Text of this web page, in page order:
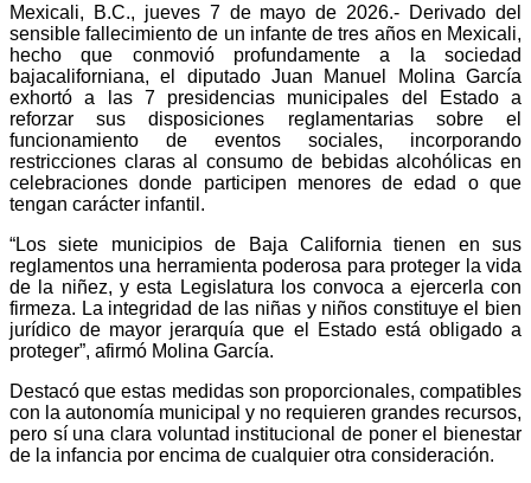
Mexicali, B.C., jueves 7 de mayo de 2026.- Derivado del
sensible fallecimiento de un infante de tres años en Mexicali,
hecho que conmovió profundamente a la sociedad
bajacaliforniana, el diputado Juan Manuel Molina García
exhortó a las 7 presidencias municipales del Estado a
reforzar sus disposiciones reglamentarias sobre el
funcionamiento de eventos sociales, incorporando
restricciones claras al consumo de bebidas alcohólicas en
celebraciones donde participen menores de edad o que
tengan carácter infantil.
“Los siete municipios de Baja California tienen en sus
reglamentos una herramienta poderosa para proteger la vida
de la niñez, y esta Legislatura los convoca a ejercerla con
firmeza. La integridad de las niñas y niños constituye el bien
jurídico de mayor jerarquía que el Estado está obligado a
proteger”, afirmó Molina García.
Destacó que estas medidas son proporcionales, compatibles
con la autonomía municipal y no requieren grandes recursos,
pero sí una clara voluntad institucional de poner el bienestar
de la infancia por encima de cualquier otra consideración.